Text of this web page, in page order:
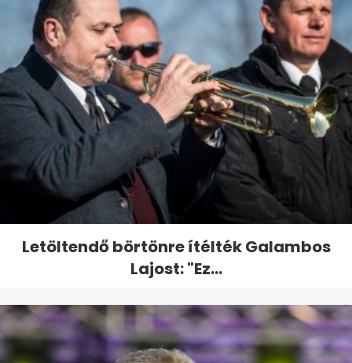
Letöltendő börtönre ítélték Galambos
Lajost: "Ez...